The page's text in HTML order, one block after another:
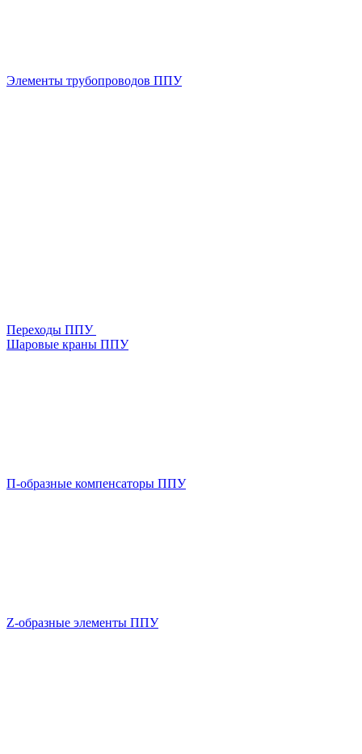
Элементы трубопроводов ППУ
Переходы ППУ
Шаровые краны ППУ
П-образные компенсаторы ППУ
Z-образные элементы ППУ